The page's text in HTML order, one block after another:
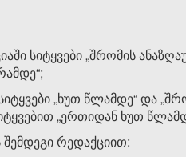
სიტყვები „შრომის
სიტყვები „ხუთ წლამდე“ და
„ერთიდან ხუთ
შემდეგი რედაქციით: